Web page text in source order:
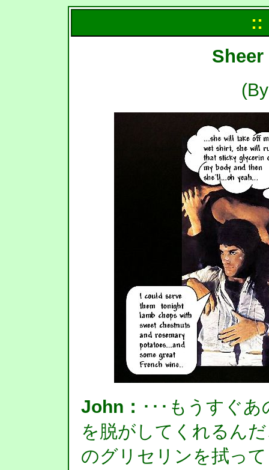
::
John： ･･･もうすぐ
を脱がしてくれるん
のグリセリンを拭っ